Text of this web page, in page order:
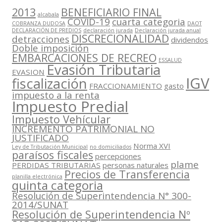
2013 alcabala BENEFICIARIO FINAL
COBRANZA DUDOSA COVID-19cuarta categoria DAOT
DECLARACIÓN DE PREDIOS declaración jurada Declaración jurada anual
detracciones DISCRECIONALIDAD dividendos
Doble imposición
EMBARCACIONES DE RECREO ESSALUD
EVASION Evasión Tributaria
fiscalización FRACCIONAMIENTO gasto IGV
impuesto a la renta
Impuesto Predial
Impuesto Vehícular
INCREMENTO PATRIMONIAL NO
JUSTIFICADO
Ley de Tributación Municipal no domiciliados Norma XVI
paraísos fiscales percepciones
PERDIDAS TRIBUTARIAS personas naturales plame
planilla electrónica Precios de Transferencia
quinta categoria
Resolución de Superintendencia N° 300-
2014/SUNAT
Resolución de Superintendencia Nº